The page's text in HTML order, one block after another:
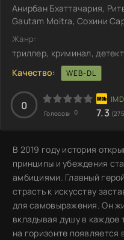
Анирбан Бхаттачария,
Gautam Moitra, Сохини
Жанр:
триллер, криминал,
Качество:
WEB-DL
0
Голосов: 0 7.3
В 2019 году история
принципы и убеждения
амбициями. Главный
страсть к искусству
для самовыражения. Он
вкладывая душу в каждое
на горизонте появляется